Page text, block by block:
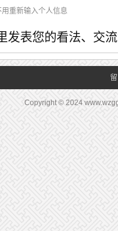
重新输入个人信息
表您的看法、交
Copyright © 2024